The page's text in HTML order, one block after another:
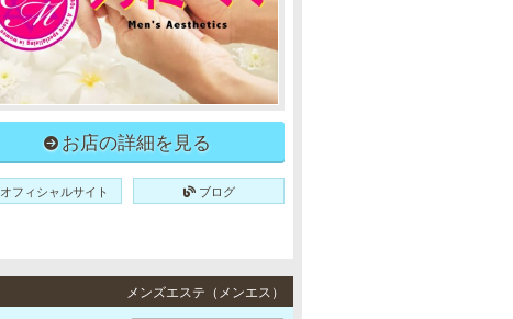
お店の詳細を見る
オフィシャルサイト ブログ
メンズエステ（メンエス）